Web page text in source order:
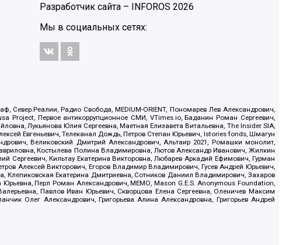
Разработчик сайта – INFOROS 2026
Мы в социальных сетях:
Север.Реалии, Радио Свобода, MEDIUM-ORIENT, Пономарев Лев Александрович,
Project, Первое антикоррупционное СМИ, VTimes.io, Баданин Роман Сергеевич,
Лукьянова Юлия Сергеевна, Маетная Елизавета Витальевна, The Insider SIA,
Евгеньевич, Телеканал Дождь, Петров Степан Юрьевич, Istories fonds, Шмагун
Великовский Дмитрий Александрович, Альтаир 2021, Ромашки монолит,
Костылева Полина Владимировна, Лютов Александр Иванович, Жилкин
Кильтау Екатерина Викторовна, Любарев Аркадий Ефимович, Гурман
Алексей Викторович, Егоров Владимир Владимирович, Гусев Андрей Юрьевич,
Екатерина Дмитриевна, Сотников Даниил Владимирович, Захаров
Перл Роман Александрович, МЕМО, Mason G.E.S. Anonymous Foundation,
Павлов Иван Юрьевич, Скворцова Елена Сергеевна, Оленичев Максим
Олег Александрович, Григорьева Алина Александровна, Григорьев Андрей